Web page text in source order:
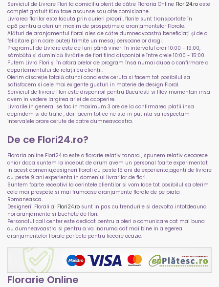
Serviciul de Livrare Flori la domiciliu oferit de către Floraria Online Flori24.ro este
complet gratuit fără taxe ascunse sau alte comisioane.
Livrarea florilor este facută prin curieri proprii, florile sunt transportate în
apă pentru a oferi un maxim de prospețime a aranjamentelor Florale.
Alături de aranjamentul floral ales de către dumneavoastră beneficiați și de o
felicitare prin care puteți trimite un mesaj persoanelor dragi.
Programul de Livrare este de luni până vineri în intervalul orar 10:00 - 19:00,
sâmbătă și duminică livrările de flori fiind disponibile între orele 10:00 - 15:00.
Putem Livra Flori și în afara orelor de program însă numai după o confirmare a
departamentului de relații cu clienții.
Oferim discreție totală atunci cand este ceruta si facem tot posibilul sa
satisfacem si cele mai exigente gusturi in materie de design Floral.
Serviciul de livrare Flori este disponibil pentru Bucuresti si Ilfov momentan insa
avem in vedere largirea ariei de acoperire.
Livrarile in general se fac in maximum 3 ore de la confirmarea platii insa
depindem si de trafic , dar facem tot ce ne sta in putinta sa respectam
intervalele orare cerute de catre dumneavoastra.
De ce Flori24.ro?
Floraria online Flori24.ro este o florarie relativ tanara , spunem relativ deoarece
chiar daca suntem la inceput de drum avem un personal foarte experimentat
in acest domeniu,designeri florali cu peste 15 ani de experienta,agenti de livrare
cu peste 9 ani experienta in domeniul livrarilor de flori.
Suntem foarte receptivi la cerintele clientilor si vom face tot posibilul sa oferim
cele mai prospete si mai frumoase aranjamente florale de pe piata
Romaneasca.
Designerii Florali ai Flori24.ro sunt in pas cu trendurile si dezvolta intotdeauna
noi aranjamente si buchete de flori.
Personalul call center este dedicat pentru a oferi o comunicare cat mai buna
cu dumneavoastra si pentru a va indruma cat mai bine in alegerea
aranjamentelor florale perfecte pentru fiecare ocazie.
Florarie Online